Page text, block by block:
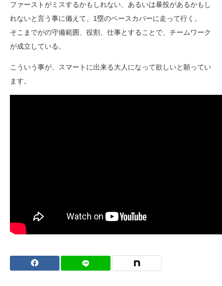
ファーストがミスするかもしれない、あるいは暴投があるかもし
れないと言う事に備えて、1塁のベースカバーに走って行く。
そこまでがの守備範囲、役割、仕事とすることで、チームワーク
が成立している。
こういう事が、スマートに出来る大人になって欲しいと願ってい
ます。